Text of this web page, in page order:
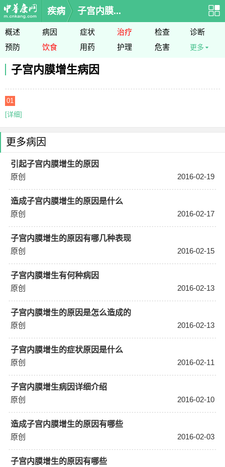
疾病 子宫内膜...
概述 病因 症状 治疗 检查
诊断
预防
饮食 用药 护理 危害 更多
子宫内膜增生病因
01
[详细]
更多病因
引起子宫内膜增生的原因
原创
2016-02-19
造成子宫内膜增生的原因是什么
原创
2016-02-17
子宫内膜增生的原因有哪几种表现
原创
2016-02-15
子宫内膜增生有何种病因
原创
2016-02-13
子宫内膜增生的原因是怎么造成的
原创
2016-02-13
子宫内膜增生的症状原因是什么
原创
2016-02-11
子宫内膜增生病因详细介绍
原创
2016-02-10
造成子宫内膜增生的原因有哪些
原创
2016-02-03
子宫内膜增生的原因有哪些